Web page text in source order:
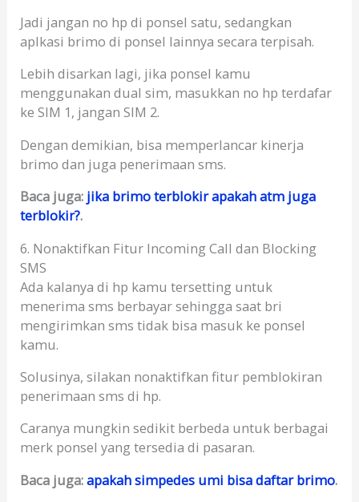
Jadi jangan no hp di ponsel satu, sedangkan
aplkasi brimo di ponsel lainnya secara terpisah.
Lebih disarkan lagi, jika ponsel kamu
menggunakan dual sim, masukkan no hp terdafar
ke SIM 1, jangan SIM 2.
Dengan demikian, bisa memperlancar kinerja
brimo dan juga penerimaan sms.
Baca juga: jika brimo terblokir apakah atm juga
terblokir?.
6. Nonaktifkan Fitur Incoming Call dan Blocking
SMS
Ada kalanya di hp kamu tersetting untuk
menerima sms berbayar sehingga saat bri
mengirimkan sms tidak bisa masuk ke ponsel
kamu.
Solusinya, silakan nonaktifkan fitur pemblokiran
penerimaan sms di hp.
Caranya mungkin sedikit berbeda untuk berbagai
merk ponsel yang tersedia di pasaran.
Baca juga:apakah simpedes umi bisa daftar brimo.